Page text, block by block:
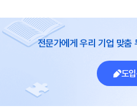
전문가에게 우리 기업 맞춤
도